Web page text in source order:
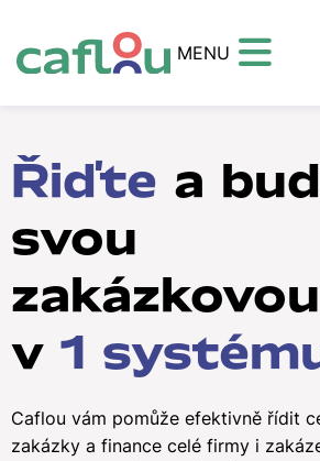
MENU
Řiďte a
svou
zakázkovou
v 1
Caflou vám pomůže efektivně řídit
zakázky a finance celé firmy i